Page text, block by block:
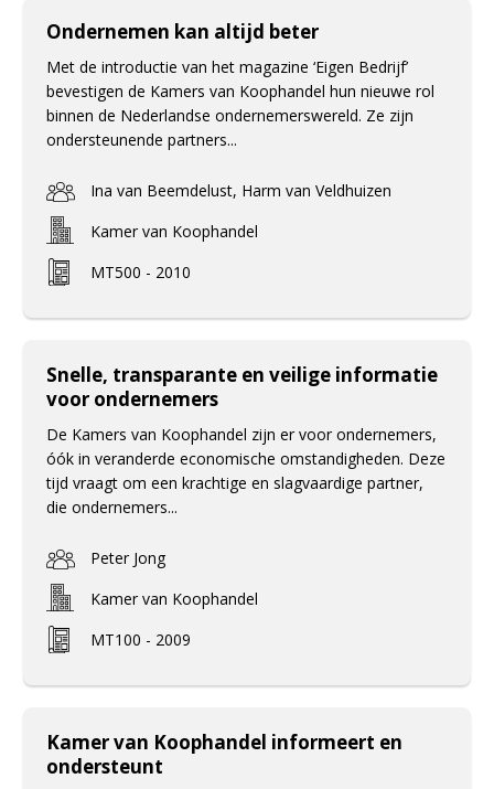
Ondernemen kan altijd beter
Met de introductie van het magazine ‘Eigen Bedrijf’
bevestigen de Kamers van Koophandel hun nieuwe rol
binnen de Nederlandse ondernemerswereld. Ze zijn
ondersteunende partners...
Ina van Beemdelust, Harm van Veldhuizen
Kamer van Koophandel
MT500 - 2010
Snelle, transparante en veilige informatie
voor ondernemers
De Kamers van Koophandel zijn er voor ondernemers,
óók in veranderde economische omstandigheden. Deze
tijd vraagt om een krachtige en slagvaardige partner,
die ondernemers...
Peter Jong
Kamer van Koophandel
MT100 - 2009
Kamer van Koophandel informeert en
ondersteunt